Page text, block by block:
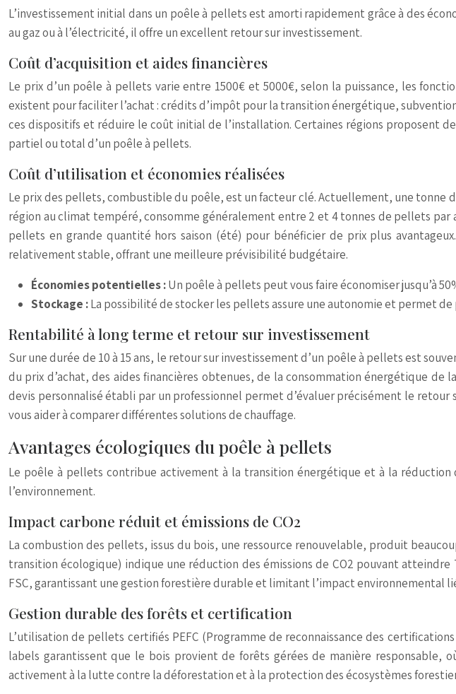
L’investissement initial dans un poêle à pellets est amorti rapidement grâce à des
au gaz ou à l’électricité, il offre un excellent retour sur investissement.
Coût d’acquisition et aides financières
Le prix d’un poêle à pellets varie entre 1500€ et 5000€, selon la puissance, les
existent pour faciliter l’achat : crédits d’impôt pour la transition énergétique,
ces dispositifs et réduire le coût initial de l’installation. Certaines régions proposent
partiel ou total d’un poêle à pellets.
Coût d’utilisation et économies réalisées
Le prix des pellets, combustible du poêle, est un facteur clé. Actuellement, une tonne
région au climat tempéré, consomme généralement entre 2 et 4 tonnes de pellets
pellets en grande quantité hors saison (été) pour bénéficier de prix plus
relativement stable, offrant une meilleure prévisibilité budgétaire.
Économies potentielles :Un poêle à pellets peut vous faire économiser jusqu’à
Stockage :La possibilité de stocker les pellets assure une autonomie et permet
Rentabilité à long terme et retour sur investissement
Sur une durée de 10 à 15 ans, le retour sur investissement d’un poêle à pellets est
du prix d’achat, des aides financières obtenues, de la consommation énergétique
devis personnalisé établi par un professionnel permet d’évaluer précisément le
vous aider à comparer différentes solutions de chauffage.
Avantages écologiques du poêle à pellets
Le poêle à pellets contribue activement à la transition énergétique et à la réduction
l’environnement.
Impact carbone réduit et émissions de CO2
La combustion des pellets, issus du bois, une ressource renouvelable, produit
transition écologique) indique une réduction des émissions de CO2 pouvant
FSC, garantissant une gestion forestière durable et limitant l’impact environnemental
Gestion durable des forêts et certification
L’utilisation de pellets certifiés PEFC (Programme de reconnaissance des
labels garantissent que le bois provient de forêts gérées de manière
activement à la lutte contre la déforestation et à la protection des écosystèmes